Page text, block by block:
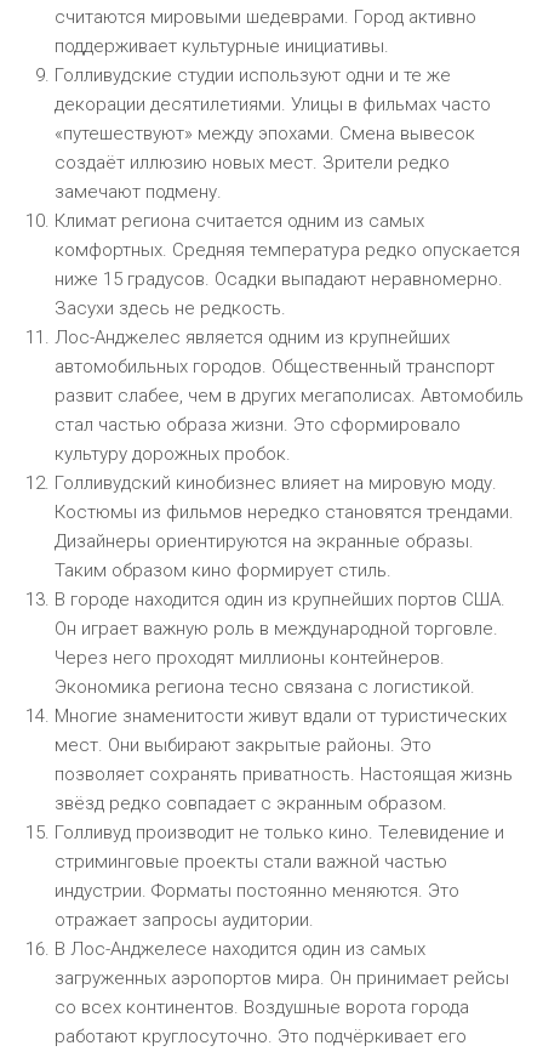
считаются мировыми шедеврами. Город активно
поддерживает культурные инициативы.
Голливудские студии используют одни и те же
декорации десятилетиями. Улицы в фильмах часто
«путешествуют» между эпохами. Смена вывесок
создаёт иллюзию новых мест. Зрители редко
замечают подмену.
Климат региона считается одним из самых
комфортных. Средняя температура редко опускается
ниже 15 градусов. Осадки выпадают неравномерно.
Засухи здесь не редкость.
Лос-Анджелес является одним из крупнейших
автомобильных городов. Общественный транспорт
развит слабее, чем в других мегаполисах. Автомобиль
стал частью образа жизни. Это сформировало
культуру дорожных пробок.
Голливудский кинобизнес влияет на мировую моду.
Костюмы из фильмов нередко становятся трендами.
Дизайнеры ориентируются на экранные образы.
Таким образом кино формирует стиль.
В городе находится один из крупнейших портов США.
Он играет важную роль в международной торговле.
Через него проходят миллионы контейнеров.
Экономика региона тесно связана с логистикой.
Многие знаменитости живут вдали от туристических
мест. Они выбирают закрытые районы. Это
позволяет сохранять приватность. Настоящая жизнь
звёзд редко совпадает с экранным образом.
Голливуд производит не только кино. Телевидение и
стриминговые проекты стали важной частью
индустрии. Форматы постоянно меняются. Это
отражает запросы аудитории.
В Лос-Анджелесе находится один из самых
загруженных аэропортов мира. Он принимает рейсы
со всех континентов. Воздушные ворота города
работают круглосуточно. Это подчёркивает его